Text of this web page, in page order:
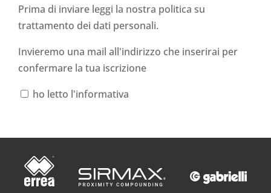
Prima di inviare leggi la nostra politica su
trattamento dei dati personali.
Invieremo una mail all'indirizzo che inserirai per
confermare la tua iscrizione
ho letto l'informativa